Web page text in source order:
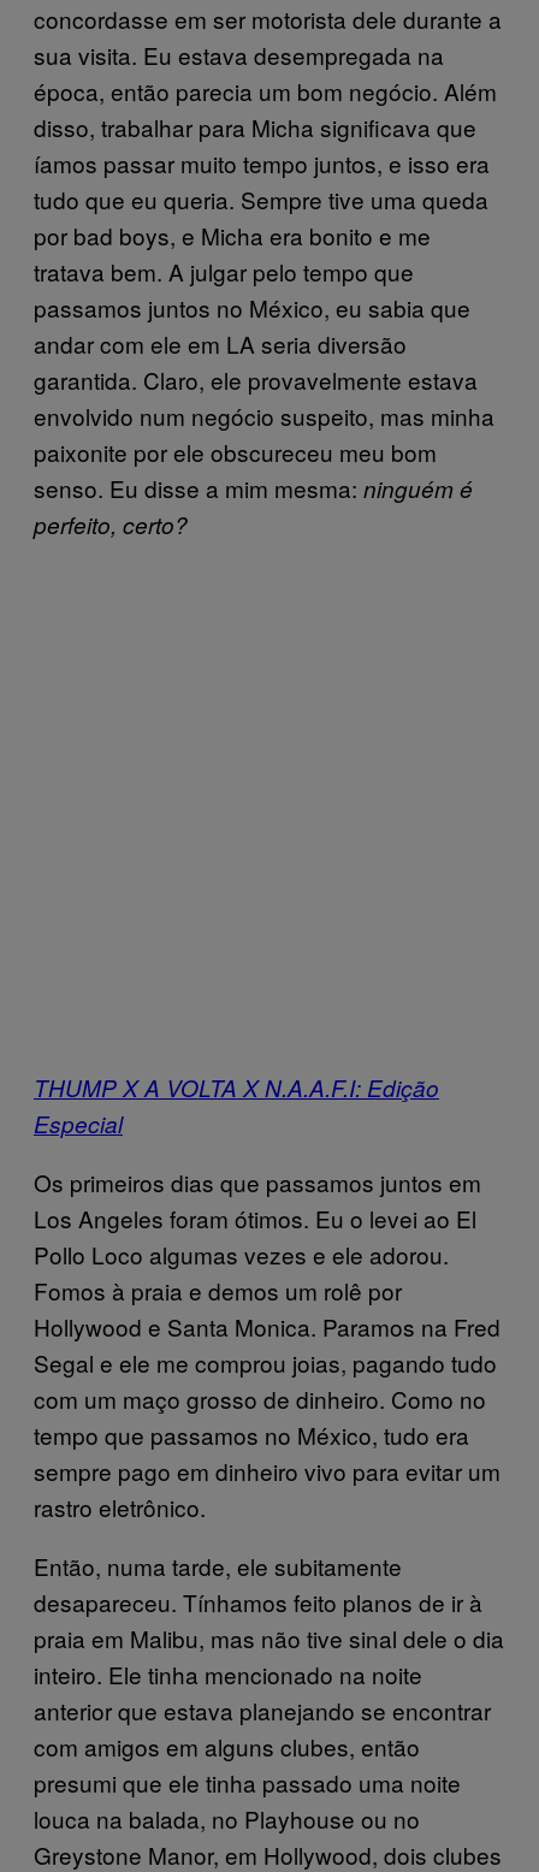
concordasse em ser motorista dele durante a
sua visita. Eu estava desempregada na
época, então parecia um bom negócio. Além
disso, trabalhar para Micha significava que
íamos passar muito tempo juntos, e isso era
tudo que eu queria. Sempre tive uma queda
por bad boys, e Micha era bonito e me
tratava bem. A julgar pelo tempo que
passamos juntos no México, eu sabia que
andar com ele em LA seria diversão
garantida. Claro, ele provavelmente estava
envolvido num negócio suspeito, mas minha
paixonite por ele obscureceu meu bom
senso. Eu disse a mim mesma: ninguém é
perfeito, certo?
THUMP X A VOLTA X N.A.A.F.I: Edição
Especial
Os primeiros dias que passamos juntos em
Los Angeles foram ótimos. Eu o levei ao El
Pollo Loco algumas vezes e ele adorou.
Fomos à praia e demos um rolê por
Hollywood e Santa Monica. Paramos na Fred
Segal e ele me comprou joias, pagando tudo
com um maço grosso de dinheiro. Como no
tempo que passamos no México, tudo era
sempre pago em dinheiro vivo para evitar um
rastro eletrônico.
Então, numa tarde, ele subitamente
desapareceu. Tínhamos feito planos de ir à
praia em Malibu, mas não tive sinal dele o dia
inteiro. Ele tinha mencionado na noite
anterior que estava planejando se encontrar
com amigos em alguns clubes, então
presumi que ele tinha passado uma noite
louca na balada, no Playhouse ou no
Greystone Manor, em Hollywood, dois clubes